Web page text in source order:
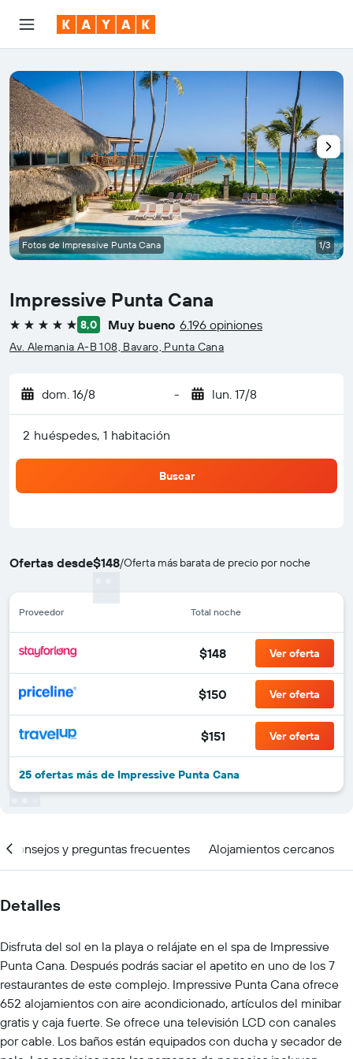
Impressive Punta Cana
5 estrellas 8,0 Muy bueno 6.196 opiniones
Av. Alemania A-B 108, Bavaro, Punta Cana
dom. 16/8 - lun. 17/8
2 huéspedes, 1 habitación
Buscar
Ofertas desde$148/Oferta más barata de precio por noche
Proveedor Total noche
$148 Ver oferta
$150 Ver oferta
$151 Ver oferta
25 ofertas más de Impressive Punta Cana
Fotos de Impressive Punta Cana 1/3
Consejos y preguntas frecuentes Alojamientos cercanos
Detalles
Disfruta del sol en la playa o relájate en el spa de Impressive
Punta Cana. Después podrás saciar el apetito en uno de los 7
restaurantes de este complejo. Impressive Punta Cana ofrece
652 alojamientos con aire acondicionado, artículos del minibar
gratis y caja fuerte. Se ofrece una televisión LCD con canales
por cable. Los baños están equipados con ducha y secador de